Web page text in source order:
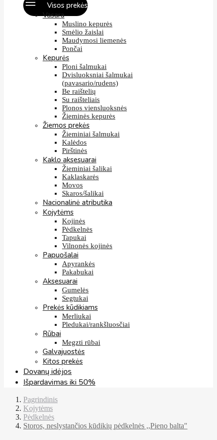
Visos prekės
Vasara
Muslino kepurės
Smėlio žaislai
Maudymosi liemenės
Pončai
Kepurės
Ploni šalmukai
Dvisluoksniai šalmukai
(pavasario/rudens)
Be raištelių
Su raišteliais
Plonos viensluoksnės
Žieminės kepurės
Žiemos prekės
Žieminiai šalmukai
Kalėdos
Pirštinės
Kaklo aksesuarai
Žieminiai šalikai
Kaklaskarės
Movos
Skaros/šalikai
Nacionalinė atributika
Kojytėms
Kojinės
Pėdkelnės
Tapukai
Vilnonės kojinės
Papuošalai
Apyrankės
Pakabukai
Aksesuarai
Gumelės
Segtukai
Prekės kūdikiams
Merliukai
Pledukai/rankšluosčiai
Rūbai
Megzti rūbai
Galvajuostės
Kitos prekės
Dovanų idėjos
Išpardavimas iki 50%
Pagrindinis
Kojytėms
Pėdkelnės
Storos, neslystančios kūdikių pėdkelnės ,,Pieno balta"